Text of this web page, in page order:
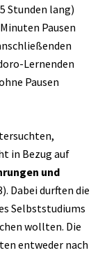
Stunden lang)
Pausen
Lernenden
Pausen
in Bezug auf
und
Dabei durften die
Selbststudiums
wollten. Die
entweder nach